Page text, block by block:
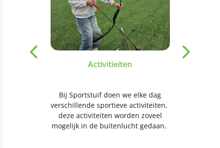
Activitieiten
Bij Sportstuif doen we elke dag
verschillende sportieve activiteiten,
deze activiteiten worden zoveel
mogelijk in de buitenlucht gedaan.